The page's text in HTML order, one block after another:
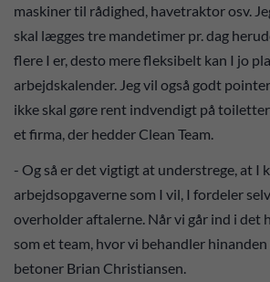
maskiner til rådighed, havetraktor osv.
skal lægges tre mandetimer pr. dag
flere I er, desto mere fleksibelt kan I jo
arbejdskalender. Jeg vil også godt
ikke skal gøre rent indvendigt på
et firma, der hedder Clean Team.
- Og så er det vigtigt at understrege, at I
arbejdsopgaverne som I vil, I fordeler
overholder aftalerne. Når vi går ind i det
som et team, hvor vi behandler
betoner Brian Christiansen.